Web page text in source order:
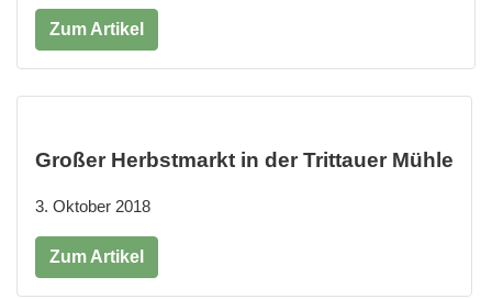
Zum Artikel
Großer Herbstmarkt in der Trittauer Mühle
3. Oktober 2018
Zum Artikel